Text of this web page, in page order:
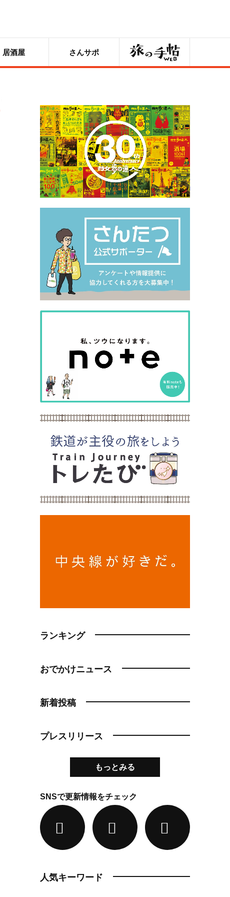
居酒屋 さんサポ 旅の手帖
ランキング
おでかけニュース
新着投稿
プレスリリース
もっとみる
SNSで更新情報をチェック
人気キーワード